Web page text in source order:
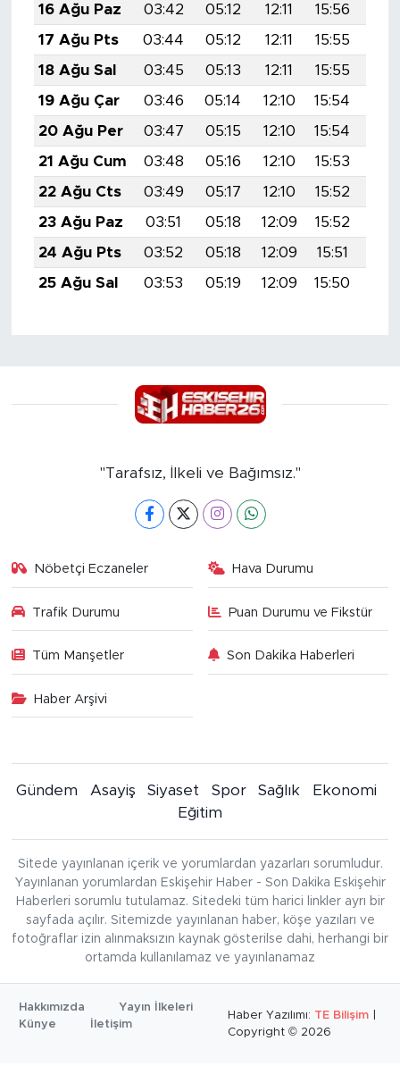
16 Ağu Paz
03:42 05:12 12:11 15:56
17 Ağu Pts
03:44 05:12 12:11 15:55
18 Ağu Sal
03:45 05:13 12:11 15:55
19 Ağu Çar
03:46 05:14 12:10 15:54
20 Ağu Per
03:47 05:15 12:10 15:54
21 Ağu Cum
03:48 05:16 12:10 15:53
22 Ağu Cts
03:49 05:17 12:10 15:52
23 Ağu Paz
03:51 05:18 12:09 15:52
24 Ağu Pts
03:52 05:18 12:09 15:51
25 Ağu Sal
03:53 05:19 12:09 15:50
"Tarafsız, İlkeli ve Bağımsız."
Nöbetçi Eczaneler Hava Durumu
Trafik Durumu Puan Durumu ve Fikstür
Tüm Manşetler Son Dakika Haberleri
Haber Arşivi
Gündem Asayiş Siyaset Spor Sağlık
Ekonomi
Eğitim
Sitede yayınlanan içerik ve yorumlardan yazarları sorumludur.
Yayınlanan yorumlardan Eskişehir Haber - Son Dakika Eskişehir
Haberleri sorumlu tutulamaz. Sitedeki tüm harici linkler ayrı bir
sayfada açılır. Sitemizde yayınlanan haber, köşe yazıları ve
fotoğraflar izin alınmaksızın kaynak gösterilse dahi, herhangi bir
ortamda kullanılamaz ve yayınlanamaz
Hakkımızda
Yayın İlkeleri
Künye
İletişim
Haber Yazılımı: TE Bilişim
Copyright © 2026